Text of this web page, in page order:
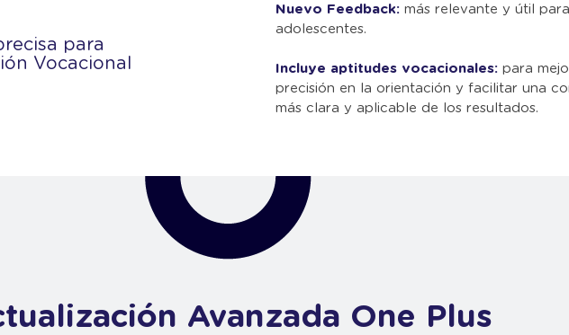
para
Vocacional
Nuevo Feedback: más relevante y útil
adolescentes.
Incluye aptitudes vocacionales: para
precisión en la orientación y facilitar una
más clara y aplicable de los resultados.
Avanzada One Plus